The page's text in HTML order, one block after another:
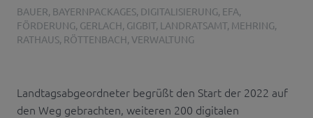
BAUER, BAYERNPACKAGES, DIGITALISIERUNG, EFA,
FÖRDERUNG, GERLACH, GIGBIT, LANDRATSAMT, MEHRING,
RATHAUS, RÖTTENBACH, VERWALTUNG
Landtagsabgeordneter begrüßt den Start der 2022 auf
den Weg gebrachten, weiteren 200 digitalen